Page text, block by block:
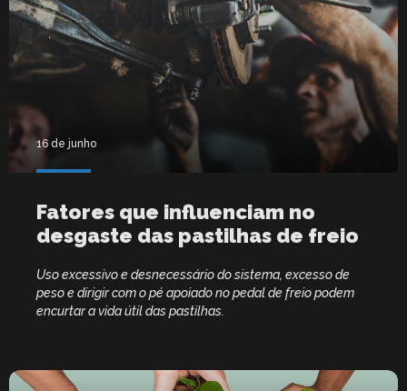
16 de junho
Fatores que influenciam no
desgaste das pastilhas de freio
Uso excessivo e desnecessário do sistema, excesso de
peso e dirigir com o pé apoiado no pedal de freio podem
encurtar a vida útil das pastilhas.